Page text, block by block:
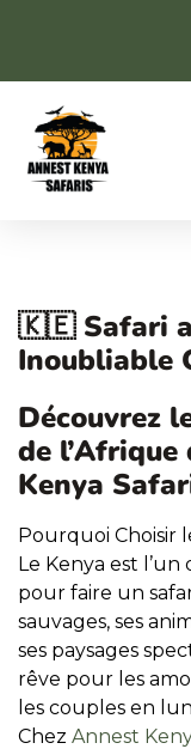
🇰🇪 Safari
Inoubliable
Découvrez
de l’Afrique
Kenya
Pourquoi Choisir
Le Kenya est
pour faire un
sauvages, ses
ses paysages
rêve pour les
les couples en
Chez Annest